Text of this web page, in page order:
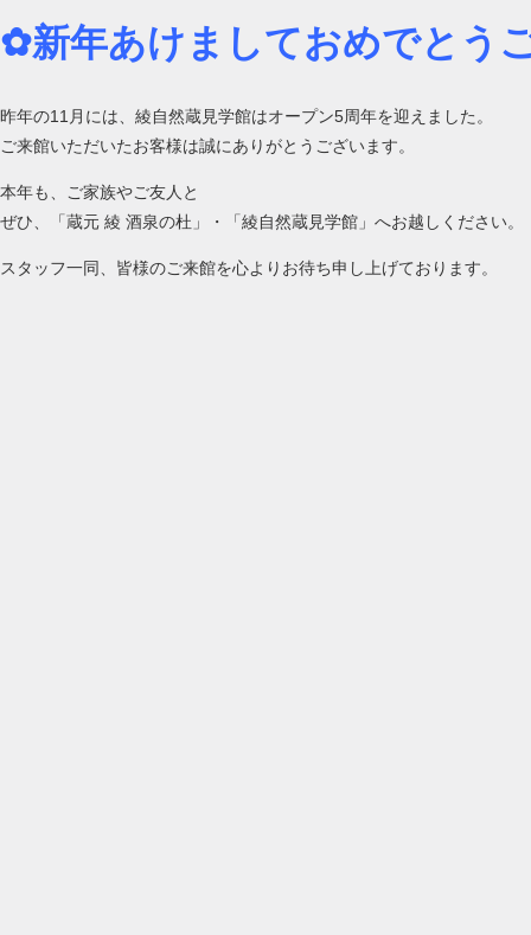
✿新年あけましておめでとう
昨年の11月には、綾自然蔵見学館はオープン5周年を迎えました。
ご来館いただいたお客様は誠にありがとうございます。
本年も、ご家族やご友人と
ぜひ、「蔵元 綾 酒泉の杜」・「綾自然蔵見学館」へお越しください。
スタッフ一同、皆様のご来館を心よりお待ち申し上げております。